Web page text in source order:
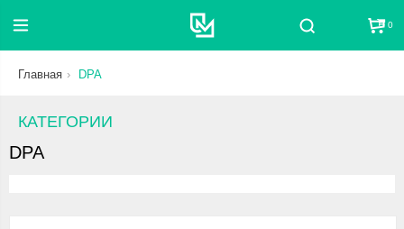
Поиск 0
Главная DPA
КАТЕГОРИИ
DPA